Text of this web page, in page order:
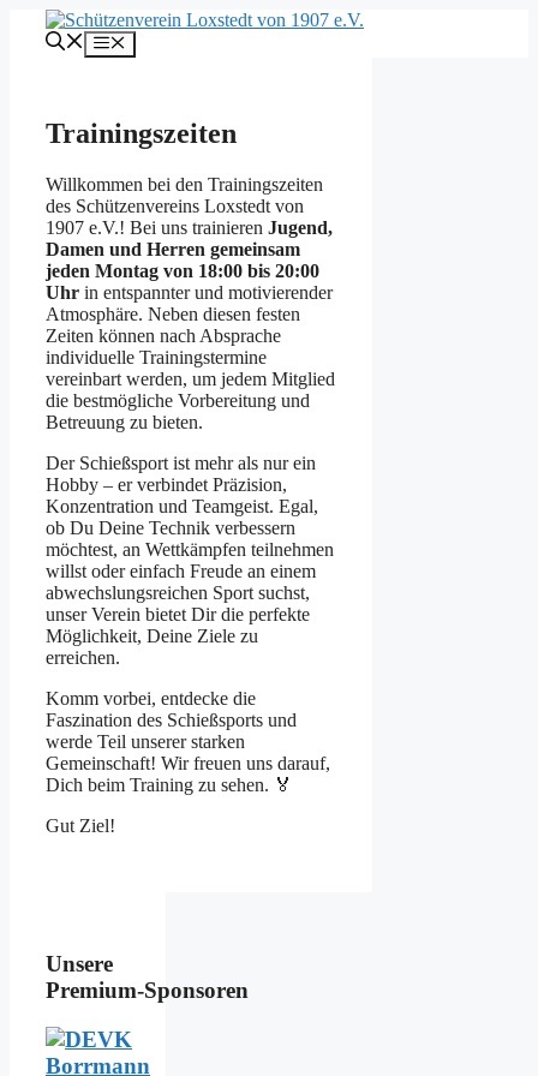
Inhalt
Menü
Trainingszeiten
Willkommen bei den Trainingszeiten
des Schützenvereins Loxstedt von
1907 e.V.! Bei uns trainieren Jugend,
Damen und Herren gemeinsam
jeden Montag von 18:00 bis 20:00
Uhr in entspannter und motivierender
Atmosphäre. Neben diesen festen
Zeiten können nach Absprache
individuelle Trainingstermine
vereinbart werden, um jedem Mitglied
die bestmögliche Vorbereitung und
Betreuung zu bieten.
Der Schießsport ist mehr als nur ein
Hobby – er verbindet Präzision,
Konzentration und Teamgeist. Egal,
ob Du Deine Technik verbessern
möchtest, an Wettkämpfen teilnehmen
willst oder einfach Freude an einem
abwechslungsreichen Sport suchst,
unser Verein bietet Dir die perfekte
Möglichkeit, Deine Ziele zu
erreichen.
Komm vorbei, entdecke die
Faszination des Schießsports und
werde Teil unserer starken
Gemeinschaft! Wir freuen uns darauf,
Dich beim Training zu sehen. 🏅
Gut Ziel!
Unsere
Premium‑Sponsoren